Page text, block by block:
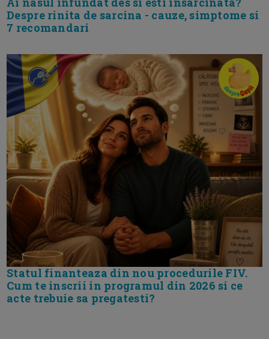
Despre rinita de sarcina - cauze, simptome si
7 recomandari
Statul finanteaza din nou procedurile FIV.
Cum te inscrii in programul din 2026 si ce
acte trebuie sa pregatesti?